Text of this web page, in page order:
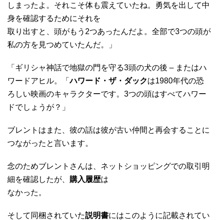
しまったよ。それこそ体も震えていたね。勇気を出して中
身を確認するためにそれを
取り出すと、頭がもう2つあったんだよ。全部で3つの頭が
私の方を見つめていたんだ。」
「ギリシャ神話で地獄の門を守る3頭の犬の後 – またはハ
ワードアヒル。「ハワード・ザ・ダックは1980年代の恐
ろしい映画のキャラクターです。3つの頭はすべてハワー
ドでしょうが？」
ブレントはまた、彼の話は彼が古い仲間と再会することに
つながったと言います。
念のためブレントさんは、ネットショッピングでの取引明
細を確認したが、 購入履歴は
なかった。
そして同梱されていた説明書にはこのように記載されてい